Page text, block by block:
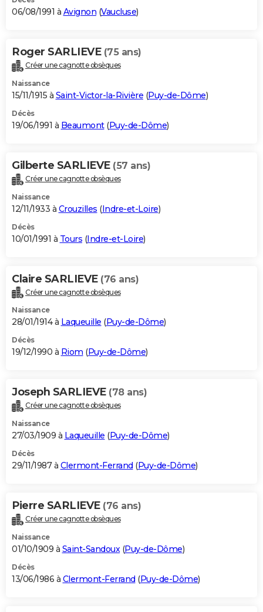
06/08/1991 à Avignon (Vaucluse)
Roger SARLIEVE (75 ans)
Créer une cagnotte obsèques
Naissance
15/11/1915 à Saint-Victor-la-Rivière (Puy-de-Dôme)
Décès
19/06/1991 à Beaumont(Puy-de-Dôme)
Gilberte SARLIEVE (57 ans)
Créer une cagnotte obsèques
Naissance
12/11/1933 à Crouzilles (Indre-et-Loire)
Décès
10/01/1991 à Tours (Indre-et-Loire)
Claire SARLIEVE (76 ans)
Créer une cagnotte obsèques
Naissance
28/01/1914 à Laqueuille (Puy-de-Dôme)
Décès
19/12/1990 à Riom (Puy-de-Dôme)
Joseph SARLIEVE (78 ans)
Créer une cagnotte obsèques
Naissance
27/03/1909 à Laqueuille (Puy-de-Dôme)
Décès
29/11/1987 à Clermont-Ferrand (Puy-de-Dôme)
Pierre SARLIEVE (76 ans)
Créer une cagnotte obsèques
Naissance
01/10/1909 à Saint-Sandoux(Puy-de-Dôme)
Décès
13/06/1986 à Clermont-Ferrand (Puy-de-Dôme)